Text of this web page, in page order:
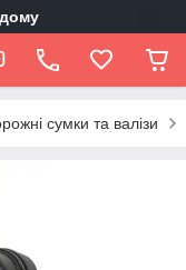
сумки та валізи